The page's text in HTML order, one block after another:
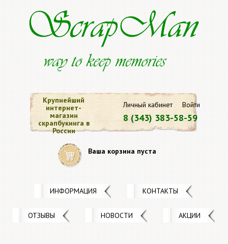
Личный кабинет Войти
8 (343) 383-58-59
Крупнейший
интернет-
магазин
скрапбукинга в
России
Ваша корзина пуста
ИНФОРМАЦИЯ КОНТАКТЫ
ОТЗЫВЫ НОВОСТИ АКЦИИ